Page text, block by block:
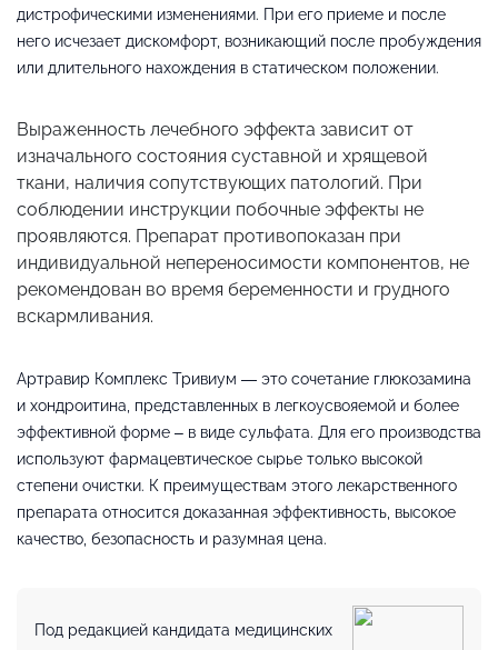
дистрофическими изменениями. При его приеме и после
него исчезает дискомфорт, возникающий после пробуждения
или длительного нахождения в статическом положении.
Выраженность лечебного эффекта зависит от
изначального состояния суставной и хрящевой
ткани, наличия сопутствующих патологий. При
соблюдении инструкции побочные эффекты не
проявляются. Препарат противопоказан при
индивидуальной непереносимости компонентов, не
рекомендован во время беременности и грудного
вскармливания.
Артравир Комплекс Тривиум — это сочетание глюкозамина
и хондроитина, представленных в легкоусвояемой и более
эффективной форме – в виде сульфата. Для его производства
используют фармацевтическое сырье только высокой
степени очистки. К преимуществам этого лекарственного
препарата относится доказанная эффективность, высокое
качество, безопасность и разумная цена.
Под редакцией кандидата медицинских